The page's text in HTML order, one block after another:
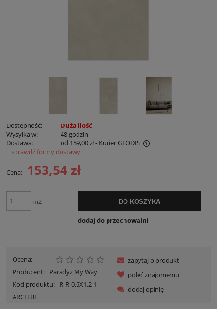
Dostępność:
Duża ilość
Wysyłka w:
48 godzin
Dostawa:
od 159,00 zł- Kurier GEODIS
Cena nie zawiera ewentualnych kosztów płatności
sprawdź formy dostawy
Cena: 153,54 zł
m2 DO KOSZYKA
dodaj do przechowalni
Ocena:
Producent:
Paradyż My Way
Kod produktu:
R-R-0,6X1,2-1-
ARCH.BE
zapytaj o produkt
poleć znajomemu
dodaj opinię